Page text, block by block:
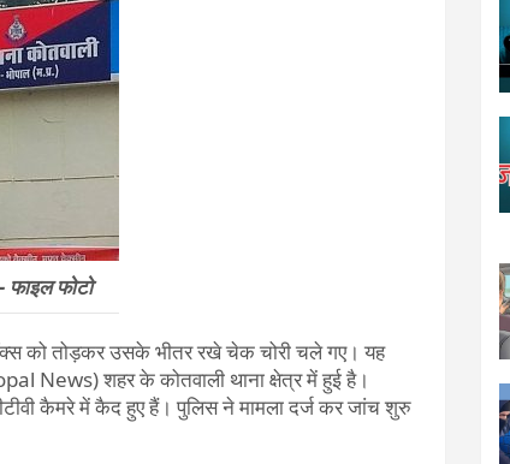
फाइल फोटो
को तोड़कर उसके भीतर रखे चेक चोरी चले गए। यह
News) शहर के कोतवाली थाना क्षेत्र में हुई है।
कैमरे में कैद हुए हैं। पुलिस ने मामला दर्ज कर जांच शुरु